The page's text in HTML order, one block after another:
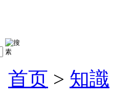
首页 > 知識